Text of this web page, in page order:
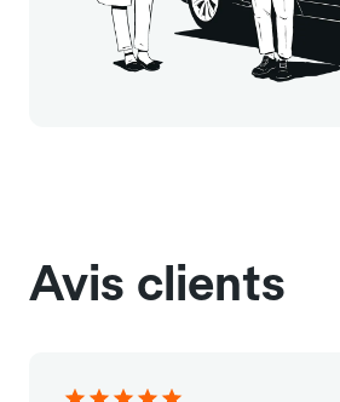
Avis clients